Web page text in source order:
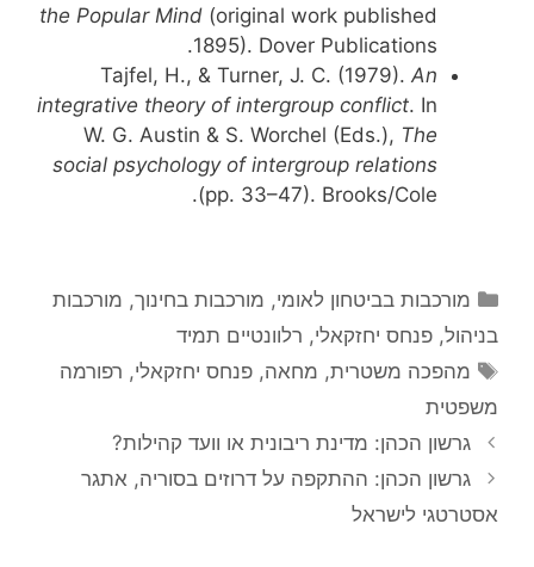
the Popular Mind (original work published
1895). Dover Publications.
Tajfel, H., & Turner, J. C. (1979). An
integrative theory of intergroup conflict. In
W. G. Austin & S. Worchel (Eds.), The
social psychology of intergroup relations
(pp. 33–47). Brooks/Cole.
קטגוריות
מורכבות בביטחון לאומי, מורכבות בחינוך, מורכבות
בניהול, פנחס יחזקאלי, רלוונטיים תמיד
תגיות
מהפכה משטרית, מחאה,פנחס יחזקאלי, רפורמה
משפטית
גרשון הכהן: מדינת ריבונית או וועד קהילות?
גרשון הכהן: ההתקפה על דרוזים בסוריה, אתגר
אסטרטגי לישראל